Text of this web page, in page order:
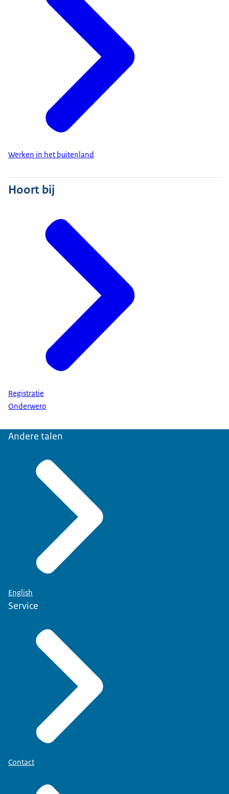
Werken in het buitenland
Hoort bij
Registratie
Onderwerp
Andere talen
English
Service
Contact